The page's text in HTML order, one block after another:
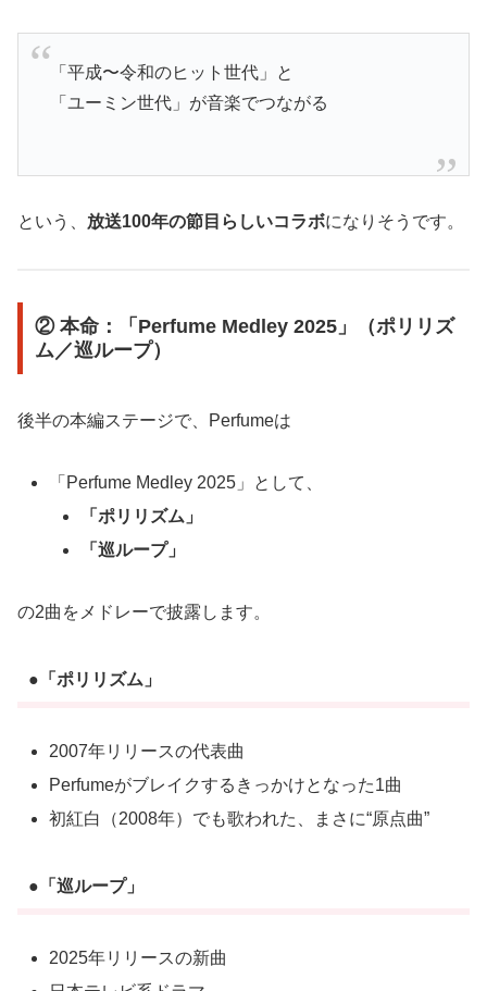
「平成〜令和のヒット世代」と
「ユーミン世代」が音楽でつながる
という、 放送100年の節目らしいコラボになりそうです。
② 本命：「Perfume Medley 2025」（ポリリズ
ム／巡ループ）
後半の本編ステージで、Perfumeは
「Perfume Medley 2025」として、
「ポリリズム」
「巡ループ」
の2曲をメドレーで披露します。
●「ポリリズム」
2007年リリースの代表曲
Perfumeがブレイクするきっかけとなった1曲
初紅白（2008年）でも歌われた、まさに“原点曲”
●「巡ループ」
2025年リリースの新曲